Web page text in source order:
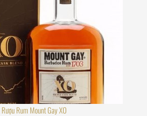
Rượu Rum Mount Gay XO